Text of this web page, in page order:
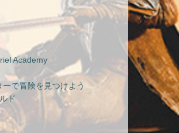
Academy
で冒険を見つけよう
ド